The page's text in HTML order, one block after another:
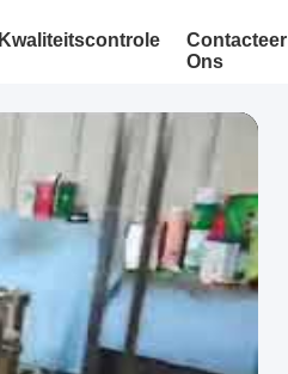
Kwaliteitscontrole
Contacteer
Ons